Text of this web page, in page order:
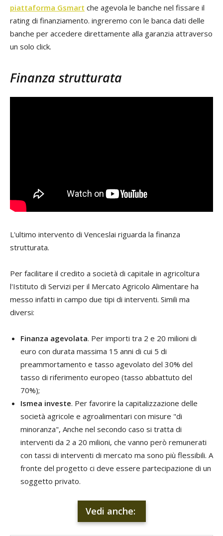
piattaforma Gsmart che agevola le banche nel fissare il
rating di finanziamento. ingreremo con le banca dati delle
banche per accedere direttamente alla garanzia attraverso
un solo click.
Finanza strutturata
L'ultimo intervento di Venceslai riguarda la finanza
strutturata.
Per facilitare il credito a società di capitale in agricoltura
l'Istituto di Servizi per il Mercato Agricolo Alimentare ha
messo infatti in campo due tipi di interventi. Simili ma
diversi:
Finanza agevolata. Per importi tra 2 e 20 milioni di
euro con durata massima 15 anni di cui 5 di
preammortamento e tasso agevolato del 30% del
tasso di riferimento europeo (tasso abbattuto del
70%);
Ismea investe. Per favorire la capitalizzazione delle
società agricole e agroalimentari con misure "di
minoranza", Anche nel secondo caso si tratta di
interventi da 2 a 20 milioni, che vanno però remunerati
con tassi di interventi di mercato ma sono più flessibili. A
fronte del progetto ci deve essere partecipazione di un
soggetto privato.
Vedi anche: